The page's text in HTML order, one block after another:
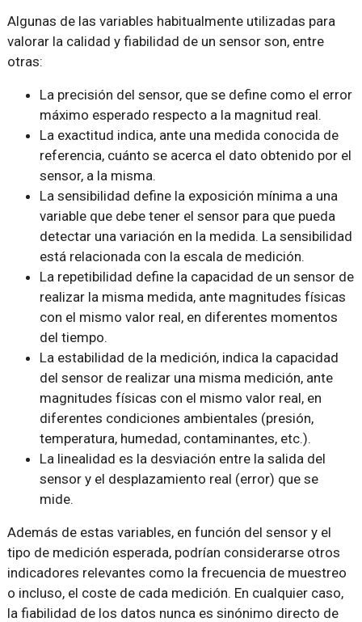
Algunas de las variables habitualmente utilizadas para
valorar la calidad y fiabilidad de un sensor son, entre
otras:
La precisión del sensor, que se define como el error
máximo esperado respecto a la magnitud real.
La exactitud indica, ante una medida conocida de
referencia, cuánto se acerca el dato obtenido por el
sensor, a la misma.
La sensibilidad define la exposición mínima a una
variable que debe tener el sensor para que pueda
detectar una variación en la medida. La sensibilidad
está relacionada con la escala de medición.
La repetibilidad define la capacidad de un sensor de
realizar la misma medida, ante magnitudes físicas
con el mismo valor real, en diferentes momentos
del tiempo.
La estabilidad de la medición, indica la capacidad
del sensor de realizar una misma medición, ante
magnitudes físicas con el mismo valor real, en
diferentes condiciones ambientales (presión,
temperatura, humedad, contaminantes, etc.).
La linealidad es la desviación entre la salida del
sensor y el desplazamiento real (error) que se
mide.
Además de estas variables, en función del sensor y el
tipo de medición esperada, podrían considerarse otros
indicadores relevantes como la frecuencia de muestreo
o incluso, el coste de cada medición. En cualquier caso,
la fiabilidad de los datos nunca es sinónimo directo de